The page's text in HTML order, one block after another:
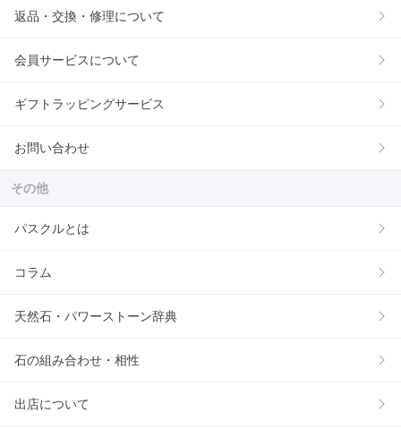
返品・交換・修理について
会員サービスについて
ギフトラッピングサービス
お問い合わせ
その他
パスクルとは
コラム
天然石・パワーストーン辞典
石の組み合わせ・相性
出店について